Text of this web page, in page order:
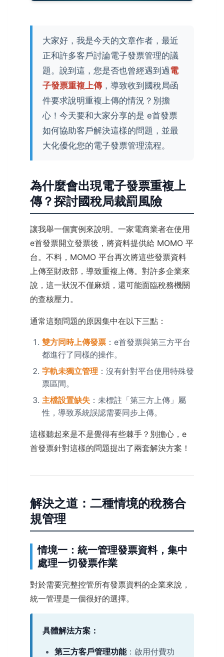
大家好，我是今天的文章作者，最近
正和許多客戶討論電子發票管理的議
題。說到這，您是否也曾經遇到過電
子發票重複上傳，導致收到國稅局函
件要求說明重複上傳的情況？別擔
心！今天要和大家分享的是 e首發票
如何協助客戶解決這樣的問題，並最
大化優化您的電子發票管理流程。
為什麼會出現電子發票重複上
傳？探討國稅局裁罰風險
讓我舉一個實例來說明。一家電商業者在使用
e首發票開立發票後，將資料提供給 MOMO 平
台。不料，MOMO 平台再次將這些發票資料
上傳至財政部，導致重複上傳。對許多企業來
說，這一狀況不僅麻煩，還可能面臨稅務機關
的查核壓力。
通常這類問題的原因集中在以下三點：
雙方同時上傳發票 ：e首發票與第三方平台
都進行了同樣的操作。
字軌未獨立管理 ：沒有針對平台使用特殊發
票區間。
主檔設置缺失 ：未標註「第三方上傳」屬
性，導致系統誤認需要同步上傳。
這樣聽起來是不是覺得有些棘手？別擔心，e
首發票針對這樣的問題提出了兩套解決方案！
解決之道：二種情境的稅務合
規管理
情境一：統一管理發票資料，集中
處理一切發票作業
對於需要完整控管所有發票資料的企業來說，
統一管理是一個很好的選擇。
具體解法方案：
第三方客戶管理功能：啟用付費功